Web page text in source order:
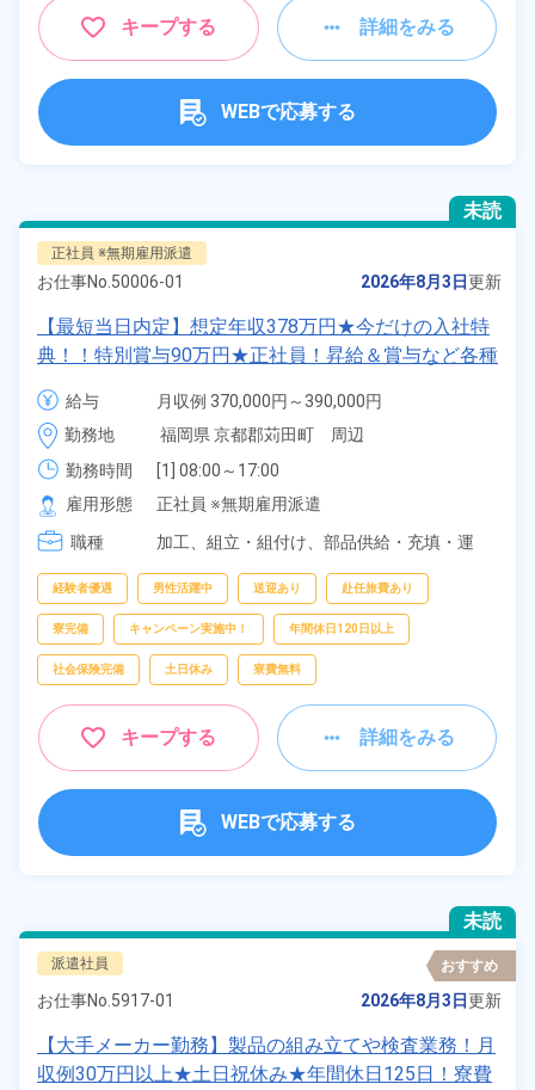
キープする 詳細をみる
WEBで応募する
未読
正社員 ※無期雇用派遣
お仕事No. 50006-01 2026年8月3日更新
【最短当日内定】想定年収378万円★今だけの入社特
典！！特別賞与90万円★正社員！昇給＆賞与など各種
手当も充実！クルマの組立・加工業務！備品付き寮完
備★無料送迎あり♪生活支援物資事前対応可◎《福岡
県苅田町》
給与
月収例 370,000円～390,000円
給与 255,000円～255,000円
勤務地
福岡県 京都郡苅田町　周辺
勤務時間
[1] 08:00～17:00
[2] 20:00～05:00
[3] 16:30～01:30
雇用形態
正社員 ※無期雇用派遣
職種
加工、 組立・組付け、 部品供給・充填・運
経験者優遇 男性活躍中 送迎あり 赴任旅費あり
寮完備 キャンペーン実施中！ 年間休日120日以上
社会保険完備 土日休み 寮費無料
キープする 詳細をみる
WEBで応募する
未読
派遣社員 おすすめ
お仕事No. 5917-01 2026年8月3日更新
【大手メーカー勤務】製品の組み立てや検査業務！月
収例30万円以上★土日祝休み★年間休日125日！寮費